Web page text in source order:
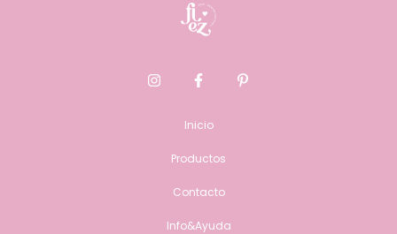
Inicio
Productos
Contacto
Info&Ayuda